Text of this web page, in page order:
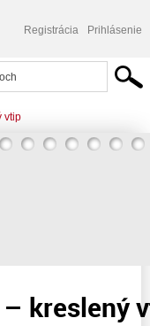
Registrácia Prihlásenie
vtip
kreslený